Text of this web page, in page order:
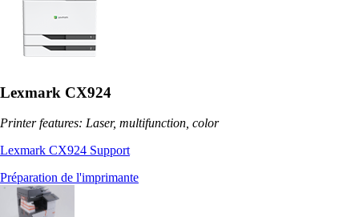
Lexmark CX924
Printer features: Laser, multifunction, color
Lexmark CX924 Support
Préparation de l'imprimante